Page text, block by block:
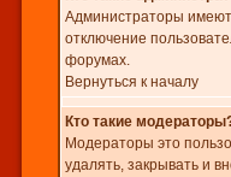
Администраторы
отключение
форумах.
Вернуться к началу
Кто такие
Модераторы это
удалять, закрывать и